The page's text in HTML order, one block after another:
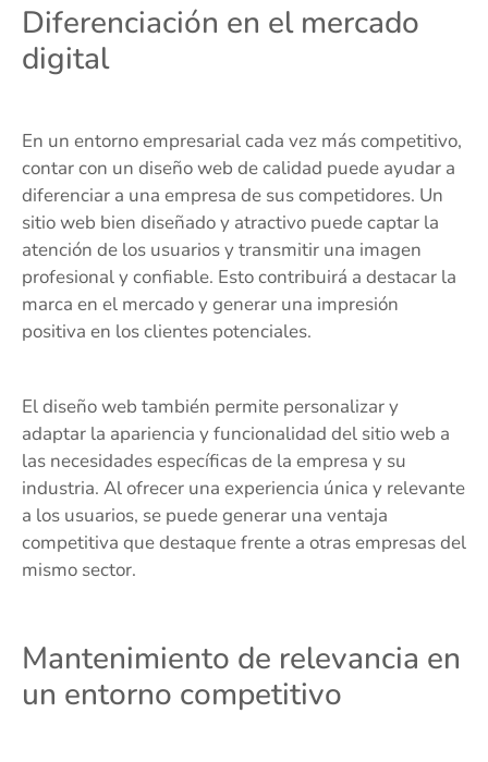
Diferenciación en el mercado
digital
En un entorno empresarial cada vez más competitivo,
contar con un diseño web de calidad puede ayudar a
diferenciar a una empresa de sus competidores. Un
sitio web bien diseñado y atractivo puede captar la
atención de los usuarios y transmitir una imagen
profesional y confiable. Esto contribuirá a destacar la
marca en el mercado y generar una impresión
positiva en los clientes potenciales.
El diseño web también permite personalizar y
adaptar la apariencia y funcionalidad del sitio web a
las necesidades específicas de la empresa y su
industria. Al ofrecer una experiencia única y relevante
a los usuarios, se puede generar una ventaja
competitiva que destaque frente a otras empresas del
mismo sector.
Mantenimiento de relevancia en
un entorno competitivo